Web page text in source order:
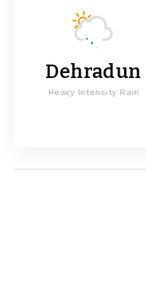
Dehradun
Heavy Intensity Rain